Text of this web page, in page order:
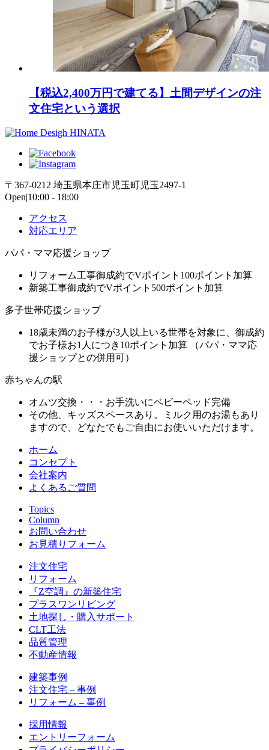
【税込2,400万円で建てる】土間デザインの注
文住宅という選択
〒367-0212 埼玉県本庄市児玉町児玉2497-1
Open|10:00 - 18:00
アクセス
対応エリア
パパ・ママ応援ショップ
リフォーム工事御成約でVポイント100ポイント加算
新築工事御成約でVポイント500ポイント加算
多子世帯応援ショップ
18歳未満のお子様が3人以上いる世帯を対象に、御成約
でお子様お1人につき10ポイント加算 （パパ・ママ応
援ショップとの併用可）
赤ちゃんの駅
オムツ交換・・・お手洗いにベビーベッド完備
その他、キッズスペースあり。ミルク用のお湯もあり
ますので、どなたでもご自由にお使いいただけます。
ホーム
コンセプト
会社案内
よくあるご質問
Topics
Column
お問い合わせ
お見積りフォーム
注文住宅
リフォーム
『Z空調』の新築住宅
プラスワンリビング
土地探し・購入サポート
CLT工法
品質管理
不動産情報
建築事例
注文住宅 – 事例
リフォーム – 事例
採用情報
エントリーフォーム